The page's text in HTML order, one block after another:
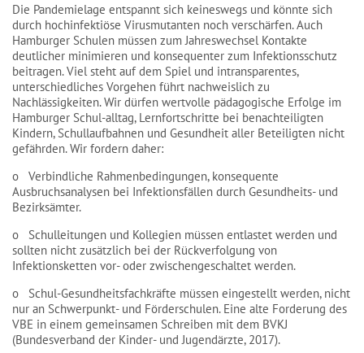
Die Pandemielage entspannt sich keineswegs und könnte sich
durch hochinfektiöse Virusmutanten noch verschärfen. Auch
Hamburger Schulen müssen zum Jahreswechsel Kontakte
deutlicher minimieren und konsequenter zum Infektionsschutz
beitragen. Viel steht auf dem Spiel und intransparentes,
unterschiedliches Vorgehen führt nachweislich zu
Nachlässigkeiten. Wir dürfen wertvolle pädagogische Erfolge im
Hamburger Schul-alltag, Lernfortschritte bei benachteiligten
Kindern, Schullaufbahnen und Gesundheit aller Beteiligten nicht
gefährden. Wir fordern daher:
o Verbindliche Rahmenbedingungen, konsequente
Ausbruchsanalysen bei Infektionsfällen durch Gesundheits- und
Bezirksämter.
o Schulleitungen und Kollegien müssen entlastet werden und
sollten nicht zusätzlich bei der Rückverfolgung von
Infektionsketten vor- oder zwischengeschaltet werden.
o Schul-Gesundheitsfachkräfte müssen eingestellt werden, nicht
nur an Schwerpunkt- und Förderschulen. Eine alte Forderung des
VBE in einem gemeinsamen Schreiben mit dem BVKJ
(Bundesverband der Kinder- und Jugendärzte, 2017).